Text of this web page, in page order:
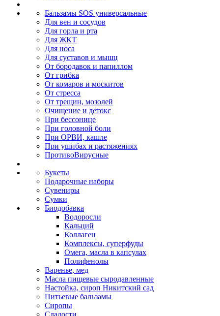
Бальзамы SOS универсальные
Для вен и сосудов
Для горла и рта
Для ЖКТ
Для носа
Для суставов и мышц
От бородавок и папиллом
От грибка
От комаров и москитов
От стресса
От трещин, мозолей
Очищение и детокс
При бессонице
При головной боли
При ОРВИ, кашле
При ушибах и растяжениях
ПротивоВирусные
Букеты
Подарочные наборы
Сувениры
Сумки
Биодобавка
Водоросли
Кальций
Коллаген
Комплексы, суперфуды
Омега, масла в капсулах
Полифенолы
Варенье, мед
Масла пищевые сыродавленные
Настойка, сироп Никитский сад
Питьевые бальзамы
Сиропы
Сладости